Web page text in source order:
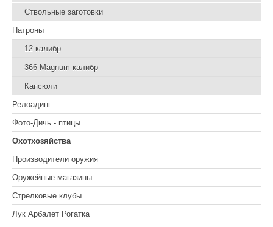
Ствольные заготовки
Патроны
12 калибр
366 Magnum калибр
Капсюли
Релоадинг
Фото-Дичь - птицы
Охотхозяйства
Производители оружия
Оружейные магазины
Стрелковые клубы
Лук Арбалет Рогатка